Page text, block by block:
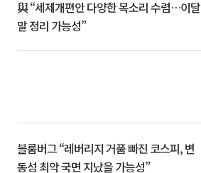
與 “세제개편안 다양한 목소리 수렴…이달
말 정리 가능성”
블룸버그 “레버리지 거품 빠진 코스피, 변
동성 최악 국면 지났을 가능성”